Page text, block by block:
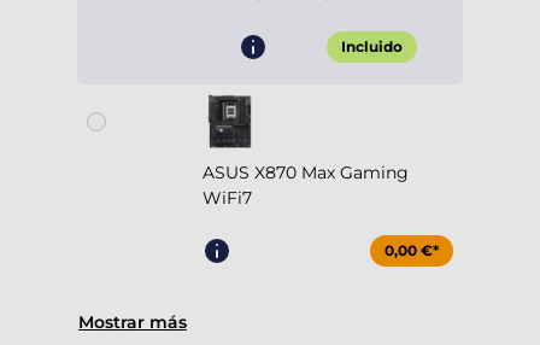
Incluido
ASUS X870 Max Gaming
WiFi7
0,00 €*
Mostrar más